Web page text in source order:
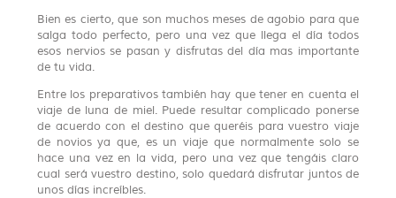
Bien es cierto, que son muchos meses de agobio para que
salga todo perfecto, pero una vez que llega el día todos
esos nervios se pasan y disfrutas del día mas importante
de tu vida.
Entre los preparativos también hay que tener en cuenta el
viaje de luna de miel. Puede resultar complicado ponerse
de acuerdo con el destino que queréis para vuestro viaje
de novios ya que, es un viaje que normalmente solo se
hace una vez en la vida, pero una vez que tengáis claro
cual será vuestro destino, solo quedará disfrutar juntos de
unos días increíbles.